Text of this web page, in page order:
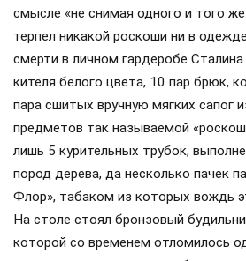
смысле «не снимая одного и того
терпел никакой роскоши ни в
смерти в личном гардеробе
кителя белого цвета, 10 пар брюк,
пара сшитых вручную мягких сапог
предметов так называемой
лишь 5 курительных трубок,
пород дерева, да несколько пачек
Флор», табаком из которых вождь
На столе стоял бронзовый
которой со временем отломилось